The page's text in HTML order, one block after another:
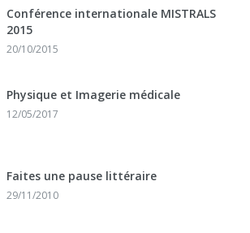
Conférence internationale MISTRALS
2015
20/10/2015
Physique et Imagerie médicale
12/05/2017
Faites une pause littéraire
29/11/2010